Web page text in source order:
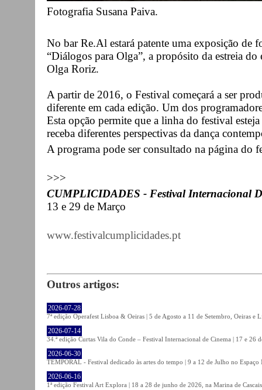
Fotografia Susana Paiva.
No bar Re.Al estará patente uma exposição de
“Diálogos para Olga”, a propósito da estreia do
Olga Roriz.
A partir de 2016, o Festival começará a ser
diferente em cada edição. Um dos
Esta opção permite que a linha do festival
receba diferentes perspectivas da dança
A programa pode ser consultado na página do
>>>
CUMPLICIDADES - Festival Internacional
13 e 29 de Março
www.festivalcumplicidades.pt
Outros artigos:
2026-07-28
7ª edição Operafest Lisboa & Oeiras | 5 de Agosto a 11 de Setembro, Oeiras e
2026-07-14
34.ª edição Curtas Vila do Conde – Festival Internacional de Cinema | 17 e 26
2026-06-30
TEMPORAL - Festival dedicado às artes do tempo | 9 a 12 de Julho no
2026-06-16
1ª edição Festival Art Explora | 18 a 28 de junho de 2026, na Marina de Cascais